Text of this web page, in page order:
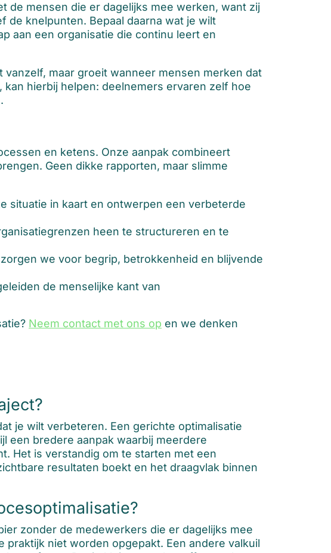
de mensen die er dagelijks mee werken, want zij
de knelpunten. Bepaal daarna wat je wilt
aan een organisatie die continu leert en
maar groeit wanneer mensen merken dat
hierbij helpen: deelnemers ervaren zelf hoe
en ketens. Onze aanpak combineert
Geen dikke rapporten, maar slimme
situatie in kaart en ontwerpen een verbeterde
heen te structureren en te
we voor begrip, betrokkenheid en blijvende
de menselijke kant van
Neem contact met ons op en we denken
je wilt verbeteren. Een gerichte optimalisatie
een bredere aanpak waarbij meerdere
Het is verstandig om te starten met een
resultaten boekt en het draagvlak binnen
zonder de medewerkers die er dagelijks mee
niet worden opgepakt. Een andere valkuil